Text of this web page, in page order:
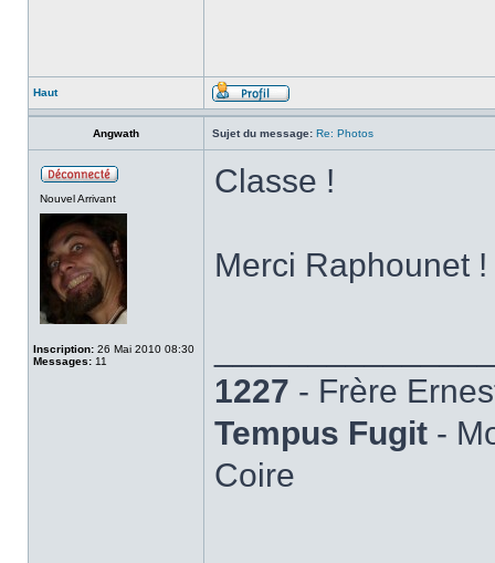
Haut
Angwath Sujet du message: Re: Photos
Nouvel Arrivant
Inscription: 26 Mai 2010 08:30
Messages: 11
Classe !
Merci Raphounet !
1227 - Frère
Tempus Fugit -
Coire